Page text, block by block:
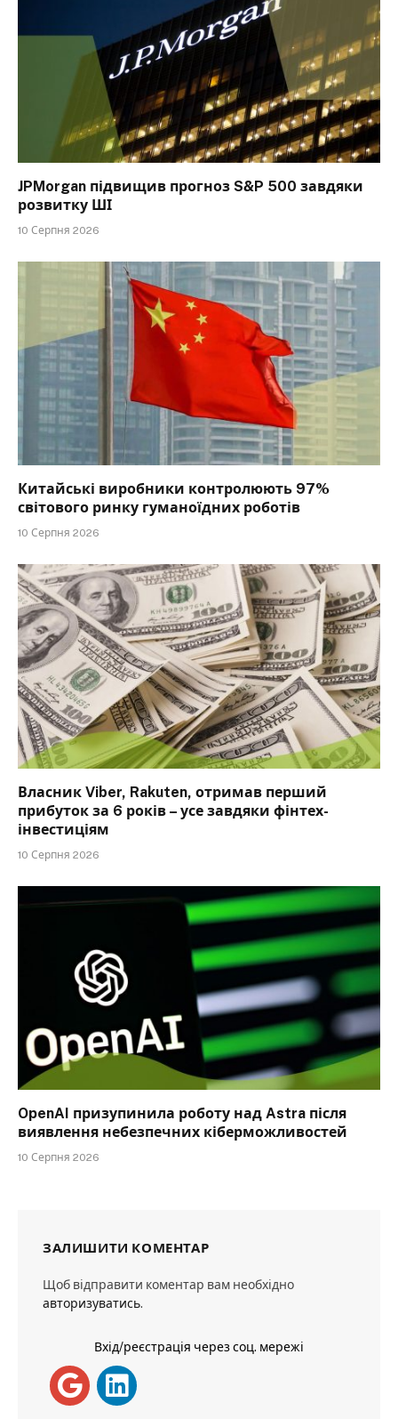
JPMorgan підвищив прогноз S&P 500 завдяки
розвитку ШІ
10 Серпня 2026
Китайські виробники контролюють 97%
світового ринку гуманоїдних роботів
10 Серпня 2026
Власник Viber, Rakuten, отримав перший
прибуток за 6 років – усе завдяки фінтех-
інвестиціям
10 Серпня 2026
OpenAI призупинила роботу над Astra після
виявлення небезпечних кіберможливостей
10 Серпня 2026
ЗАЛИШИТИ КОМЕНТАР
Щоб відправити коментар вам необхідно
авторизуватись.
Вхід/реєстрація через соц. мережі